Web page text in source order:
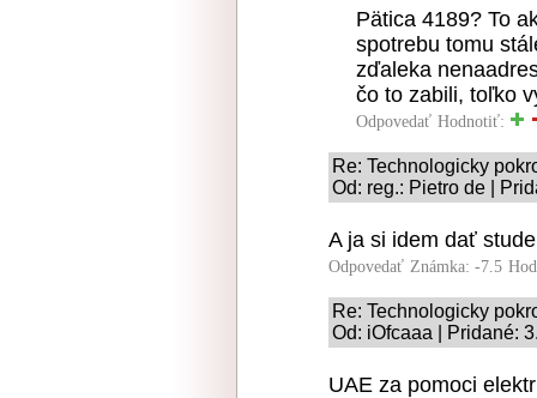
Pätica 4189? To
spotrebu tomu
zďaleka
čo to zabili, toľko
Odpovedať Hodnotiť:
Re: Technologicky
Od: reg.: Pietro de |
A ja si idem dať
Odpovedať Známka: -7.5
Re: Technologicky
Od: iOfcaaa | Pridané:
UAE za pomoci